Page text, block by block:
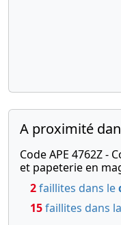
A proximité
Code APE 4762Z -
et papeterie en
2faillites dans le
15faillites dans